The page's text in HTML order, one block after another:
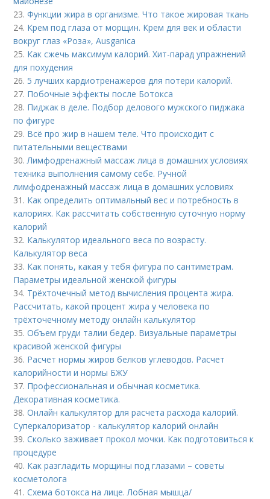
23.Функции жира в организме. Что такое жировая ткань
24. Крем под глаза от морщин. Крем для век и области
вокруг глаз «Роза», Ausganica
25. Как сжечь максимум калорий. Хит-парад упражнений
для похудения
26. 5 лучших кардиотренажеров для потери калорий.
27. Побочные эффекты после Ботокса
28. Пиджак в деле. Подбор делового мужского пиджака
по фигуре
29. Всё про жир в нашем теле. Что происходит с
питательными веществами
30.Лимфодренажный массаж лица в домашних условиях
техника выполнения самому себе. Ручной
лимфодренажный массаж лица в домашних условиях
31. Как определить оптимальный вес и потребность в
калориях. Как рассчитать собственную суточную норму
калорий
32. Калькулятор идеального веса по возрасту.
Калькулятор веса
33. Как понять, какая у тебя фигура по сантиметрам.
Параметры идеальной женской фигуры
34. Трёхточечный метод вычисления процента жира.
Рассчитать, какой процент жира у человека по
трёхточечному методу онлайн калькулятор
35.Объем груди талии бедер. Визуальные параметры
красивой женской фигуры
36. Расчет нормы жиров белков углеводов. Расчет
калорийности и нормы БЖУ
37. Профессиональная и обычная косметика.
Декоративная косметика.
38.Онлайн калькулятор для расчета расхода калорий.
Суперкалоризатор - калькулятор калорий онлайн
39.Сколько заживает прокол мочки. Как подготовиться к
процедуре
40. Как разгладить морщины под глазами – советы
косметолога
41.Схема ботокса на лице. Лобная мышца/